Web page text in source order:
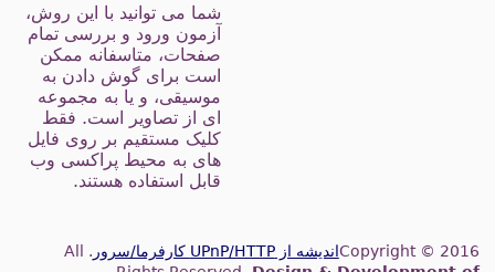
شما می توانید با این روش،
آزمون ورود و بررسی تمام
صفحات، متاسفانه ممکن
است برای گوش دادن به
موسیقی، و یا به مجموعه
ای از تصاویر است. فقط
کلیک مستقیم بر روی فایل
های به محیط پراکسی وب
قابل استفاده هستند.
Copyright ©اندیشه از UPnP/HTTP کارفرما/سرور
. All